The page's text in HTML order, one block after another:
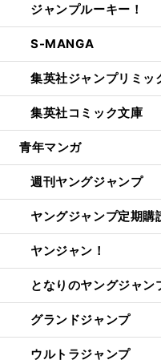
ジャンプルーキー！
S-MANGA
集英社ジャンプリミッ
集英社コミック文庫
青年マンガ
週刊ヤングジャンプ
ヤングジャンプ定期購
ヤンジャン！
となりのヤングジャン
グランドジャンプ
ウルトラジャンプ